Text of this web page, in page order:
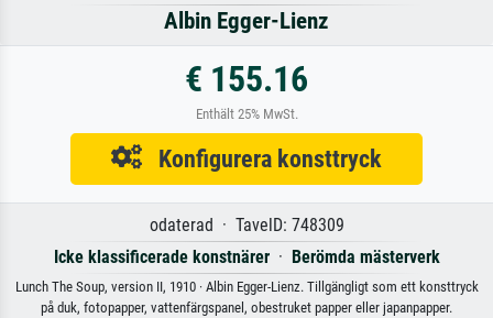
Albin Egger-Lienz
€ 155.16
Enthält 25% MwSt.
Konfigurera konsttryck
odaterad · TavelD: 748309
Icke klassificerade konstnärer· Berömda mästerverk
Lunch The Soup, version II, 1910 · Albin Egger-Lienz. Tillgängligt som ett konsttryck
på duk, fotopapper, vattenfärgspanel, obestruket papper eller japanpapper.